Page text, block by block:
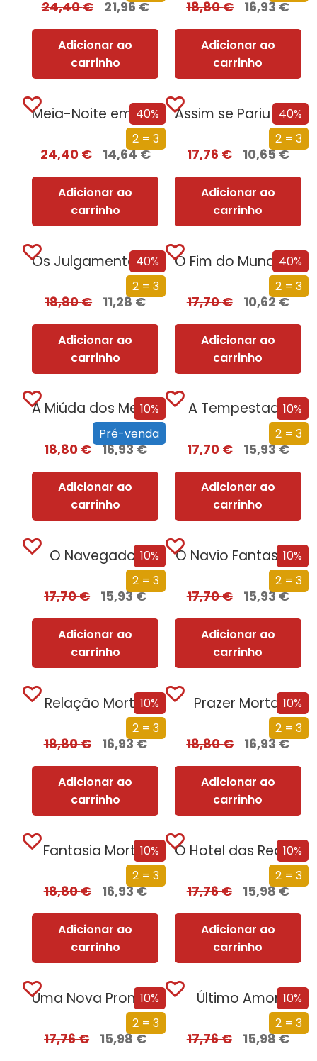
24,40€ 21,96€
Adicionar ao
carrinho
18,80€ 16,93€
Adicionar ao
carrinho
40%
2 = 3
Meia-Noite em Chernobyl
24,40€ 14,64€
Adicionar ao
carrinho
40%
2 = 3
Assim se Pariu o Brasil
17,76€ 10,65€
Adicionar ao
carrinho
40%
2 = 3
Os Julgamentos de Nuremberga
18,80€ 11,28€
Adicionar ao
carrinho
40%
2 = 3
O Fim do Mundo em Cuecas
17,70€ 10,62€
Adicionar ao
carrinho
10%
Pré-venda
A Miúda dos Meus Sonhos
18,80€ 16,93€
Adicionar ao
carrinho
10%
2 = 3
A Tempestade
17,70€ 15,93€
Adicionar ao
carrinho
10%
2 = 3
O Navegador
17,70€ 15,93€
Adicionar ao
carrinho
10%
2 = 3
O Navio Fantasma
17,70€ 15,93€
Adicionar ao
carrinho
10%
2 = 3
Relação Mortal
18,80€ 16,93€
Adicionar ao
carrinho
10%
2 = 3
Prazer Mortal
18,80€ 16,93€
Adicionar ao
carrinho
10%
2 = 3
Fantasia Mortal
18,80€ 16,93€
Adicionar ao
carrinho
10%
2 = 3
O Hotel das Recordações
17,76€ 15,98€
Adicionar ao
carrinho
10%
2 = 3
Uma Nova Promessa
17,76€ 15,98€
10%
2 = 3
Último Amor
17,76€ 15,98€